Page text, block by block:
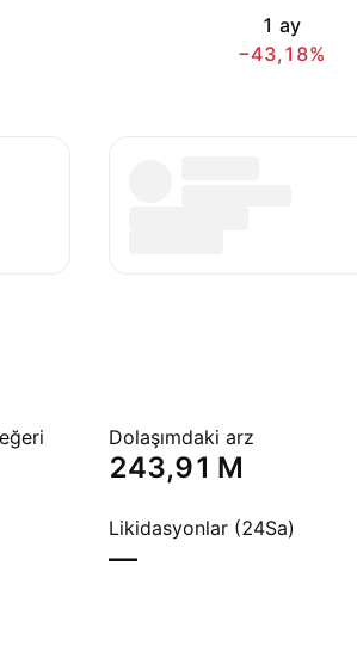
1 ay
−43,18%
Dolaşımdaki arz
‪243,91 M‬
Likidasyonlar (24Sa)
—